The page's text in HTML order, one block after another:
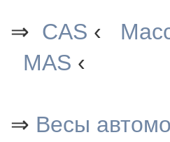
⇒ CAS ‹
MAS ‹
⇒ Весы